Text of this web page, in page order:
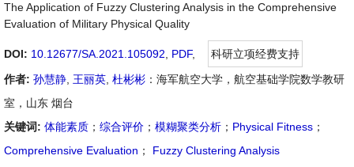
The Application of Fuzzy Clustering Analysis in the Comprehensive
Evaluation of Military Physical Quality
DOI: 10.12677/SA.2021.105092 PDF,
科研立项经费支持
作者: 孙慧静 王丽英 杜彬彬 ：海军航空大学，航空基础学院数学教研
室，山东 烟台
关键词: 体能素质 ； 综合评价 ； 模糊聚类分析 ； Physical Fitness ；
Comprehensive Evaluation ； Fuzzy Clustering Analysis